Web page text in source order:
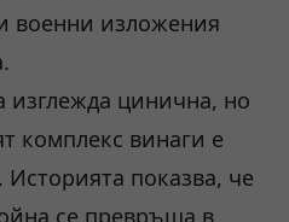
военни изложения
изглежда цинична, но
комплекс винаги е
показва, че
се превръща в